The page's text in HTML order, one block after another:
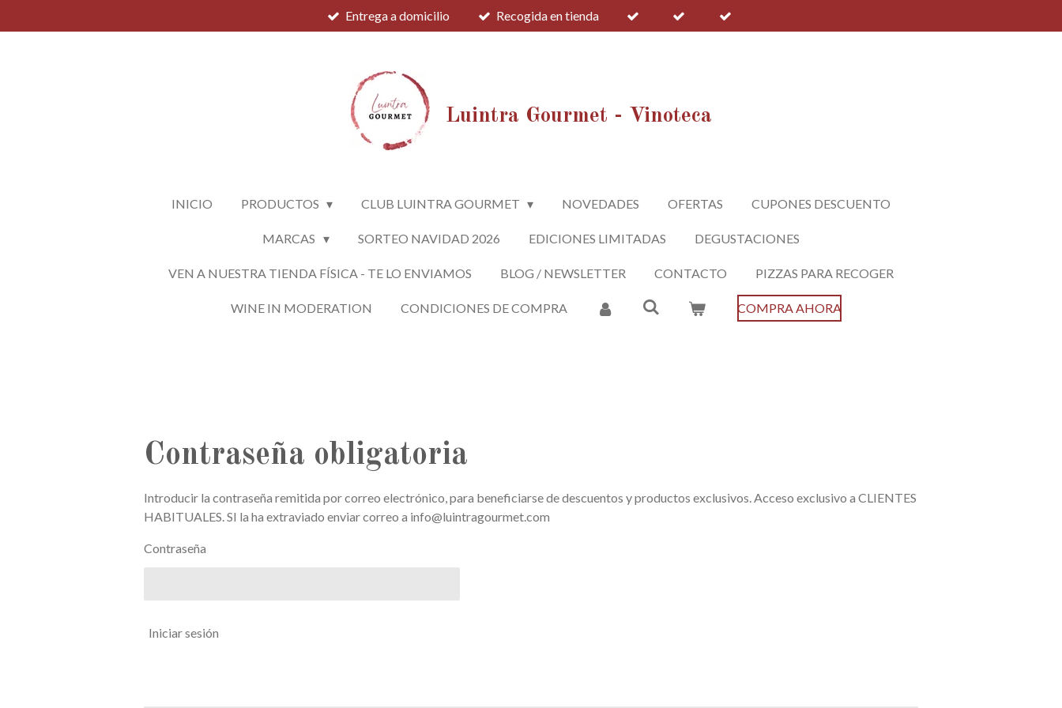
al
Entrega a domicilio Recogida en tienda
Luintra Gourmet - Vinoteca
INICIO PRODUCTOS CLUB LUINTRA GOURMET NOVEDADES OFERTAS CUPONES DESCUENTO
MARCAS SORTEO NAVIDAD 2026 EDICIONES LIMITADAS DEGUSTACIONES
VEN A NUESTRA TIENDA FÍSICA - TE LO ENVIAMOS BLOG / NEWSLETTER CONTACTO PIZZAS PARA RECOGER
WINE IN MODERATION CONDICIONES DE COMPRA COMPRA AHORA
Contraseña obligatoria
Introducir la contraseña remitida por correo electrónico, para beneficiarse de descuentos y productos exclusivos. Acceso exclusivo a CLIENTES
HABITUALES. SI la ha extraviado enviar correo a info@luintragourmet.com
Contraseña
Iniciar sesión